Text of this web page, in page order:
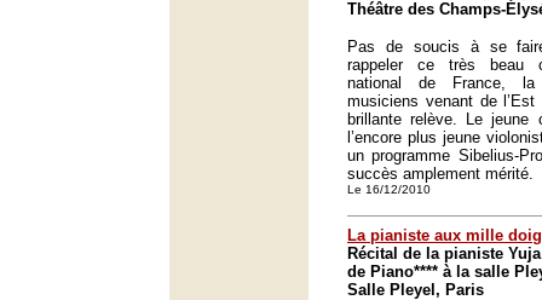
Théâtre des Champs-
Pas de soucis à se
rappeler ce très beau
national de France, la
musiciens venant de
brillante relève. Le jeune
l’encore plus jeune
un programme Sibelius-
succès amplement mérité.
Le 16/12/2010
La pianiste aux mille
Récital de la pianiste
de Piano**** à la salle
Salle Pleyel, Paris